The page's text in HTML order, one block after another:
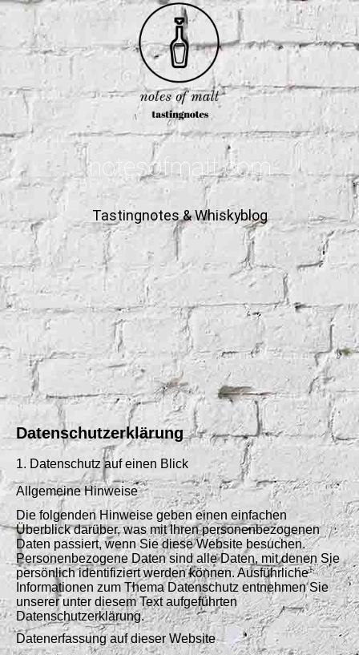
notesofmalt.com
Tastingnotes & Whiskyblog
Datenschutzerklärung
1. Datenschutz auf einen Blick
Allgemeine Hinweise
Die folgenden Hinweise geben einen einfachen
Überblick darüber, was mit Ihren personenbezogenen
Daten passiert, wenn Sie diese Website besuchen.
Personenbezogene Daten sind alle Daten, mit denen Sie
persönlich identifiziert werden können. Ausführliche
Informationen zum Thema Datenschutz entnehmen Sie
unserer unter diesem Text aufgeführten
Datenschutzerklärung.
Datenerfassung auf dieser Website